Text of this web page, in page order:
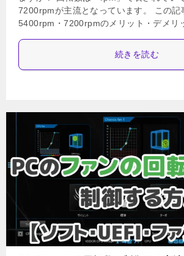
7200rpmが主流となっています。 この記
5400rpm・7200rpmのメリット・デメ
続きを読む